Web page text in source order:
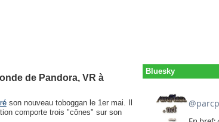
de Pandora, VR à
son nouveau toboggan le 1er mai. Il
comporte trois "cônes" sur son
Bluesky